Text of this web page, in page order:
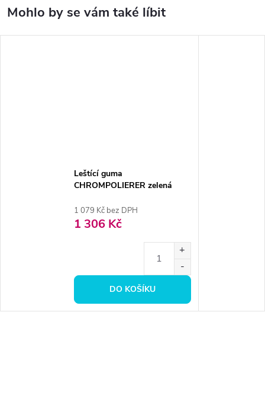
Leštící guma
CHROMPOLIERER zelená
1 079 Kč bez DPH
1 306 Kč
DO KOŠÍKU